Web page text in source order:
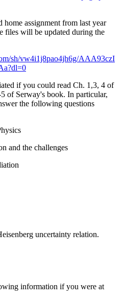
home assignment from last year
files will be updated during the
sh/vw4i1j8pao4jh6g/AAA93czI
if you could read Ch. 1,3, 4 of
of Serway's book. In particular,
the following questions
and the challenges
uncertainty relation.
information if you were at